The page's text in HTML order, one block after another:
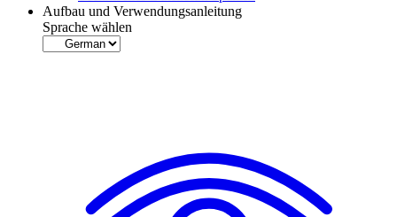
Aufbau und Verwendungsanleitung
Sprache wählen